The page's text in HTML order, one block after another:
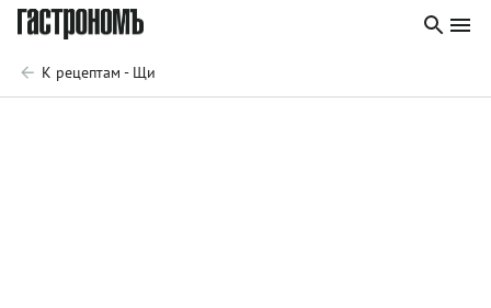
К рецептам - Щи